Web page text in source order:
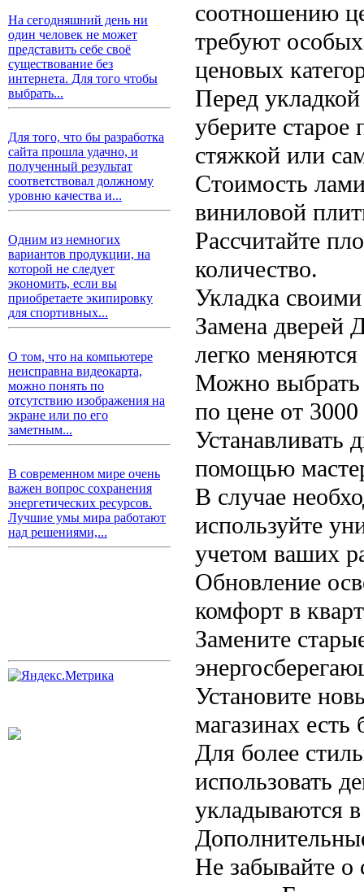
На сегодняшний день ни
один человек не может
представить себе своё
существование без
интернета. Для того чтобы
выбрать...
Для того, что бы разработка
сайта прошла удачно, и
полученный результат
соответствовал должному
уровню качества и...
Одним из немногих
вариантов продукции, на
которой не следует
экономить, если вы
приобретаете экипировку
для спортивных...
О том, что на компьютере
неисправна видеокарта,
можно понять по
отсутствию изображения на
экране или по его
заметным...
В современном мире очень
важен вопрос сохранения
энергетических ресурсов.
Лучшие умы мира работают
над решениями,...
соотношению
требуют
ценовых
Перед
уберите
стяжкой или
Стоимость
виниловой
Рассчитайте
количество.
Укладка
Замена дверей
легко
Можно
по цене от
Устанавливать
помощью
В случае
используйте
учетом ваших
Обновление
комфорт в
Замените
Установите
магазинах
Для более
использовать
укладываются
Не забывайте о